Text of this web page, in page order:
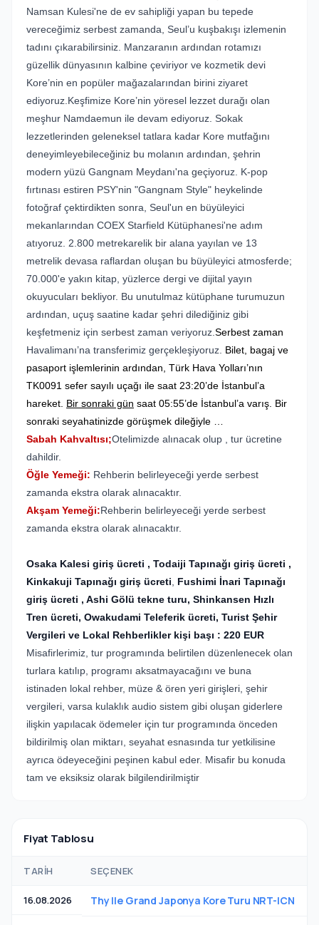
Namsan Kulesi'ne de ev sahipliği yapan bu tepede
vereceğimiz serbest zamanda, Seul’u kuşbakışı izlemenin
tadını çıkarabilirsiniz. Manzaranın ardından rotamızı
güzellik dünyasının kalbine çeviriyor ve kozmetik devi
Kore’nin en popüler mağazalarından birini ziyaret
ediyoruz.Keşfimize Kore’nin yöresel lezzet durağı olan
meşhur Namdaemun ile devam ediyoruz. Sokak
lezzetlerinden geleneksel tatlara kadar Kore mutfağını
deneyimleyebileceğiniz bu molanın ardından, şehrin
modern yüzü Gangnam Meydanı'na geçiyoruz. K-pop
fırtınası estiren PSY'nin "Gangnam Style" heykelinde
fotoğraf çektirdikten sonra, Seul'un en büyüleyici
mekanlarından COEX Starfield Kütüphanesi'ne adım
atıyoruz. 2.800 metrekarelik bir alana yayılan ve 13
metrelik devasa raflardan oluşan bu büyüleyici atmosferde;
70.000'e yakın kitap, yüzlerce dergi ve dijital yayın
okuyucuları bekliyor. Bu unutulmaz kütüphane turumuzun
ardından, uçuş saatine kadar şehri dilediğiniz gibi
keşfetmeniz için serbest zaman veriyoruz. Serbest zaman
Havalimanı’na transferimiz gerçekleşiyoruz. Bilet, bagaj ve
pasaport işlemlerinin ardından, Türk Hava Yolları’nın
TK0091 sefer sayılı uçağı ile saat 23:20’de İstanbul’a
hareket. Bir sonraki gün saat 05:55’de İstanbul’a varış. Bir
sonraki seyahatinizde görüşmek dileğiyle …
Sabah Kahvaltısı;Otelimizde alınacak olup , tur ücretine
dahildir.
Öğle Yemeği: Rehberin belirleyeceği yerde serbest
zamanda ekstra olarak alınacaktır.
Akşam Yemeği:Rehberin belirleyeceği yerde serbest
zamanda ekstra olarak alınacaktır.
Osaka Kalesi giriş ücreti , Todaiji Tapınağı giriş ücreti ,
Kinkakuji Tapınağı giriş ücreti
Fushimi İnari Tapınağı
giriş ücreti , Ashi Gölü tekne turu, Shinkansen Hızlı
Tren ücreti, Owakudami Teleferik ücreti, Turist Şehir
Vergileri ve Lokal Rehberlikler kişi başı : 220 EUR
Misafirlerimiz, tur programında belirtilen düzenlenecek olan
turlara katılıp, programı aksatmayacağını ve buna
istinaden lokal rehber, müze & ören yeri girişleri, şehir
vergileri, varsa kulaklık audio sistem gibi oluşan giderlere
ilişkin yapılacak ödemeler için tur programında önceden
bildirilmiş olan miktarı, seyahat esnasında tur yetkilisine
ayrıca ödeyeceğini peşinen kabul eder. Misafir bu konuda
tam ve eksiksiz olarak bilgilendirilmiştir
Fiyat Tablosu
TARIH SEÇENEK
16.08.2026 Thy Ile Grand Japonya Kore Turu NRT-ICN